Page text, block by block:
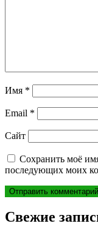
Имя *
Email *
Сайт
Сохранить моё
последующих моих
Свежие